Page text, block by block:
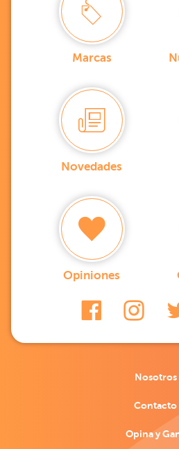
Marcas
Novedades
Opiniones
Nosotros
Contacto
Opina y